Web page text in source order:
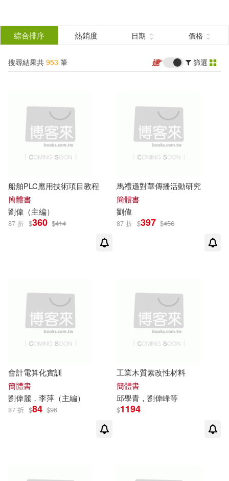
結
分類 (單選)
所有商品(953) 圖書(912)
作者 (可複選)
劉偉(209) 劉偉（主編）(67)
劉偉民(23) 劉偉等(18)
劉偉等（主編）(6) 劉偉成(5)
吳太昌 張卓元 吳敬璉 厲以寧 劉偉
劉偉 編著(4) 劉偉中(4)
出版社 (可複選)
清華大學出版社(62)
電子工業出版社(32)
高等教育出版社(30)
綜合排序 熱銷度 日期 價格
搜尋結果共 953 筆 篩選
船舶PLC應用技術項目教程
簡體書
劉偉 （主編）
87 折 $360 $414
馬禮遜對華傳播活動研究
簡體書
劉偉
87 折 $397 $456
會計電算化實訓
簡體書
劉偉麗，李萍（主編）
87 折 $84 $96
工業木質素改性材料
簡體書
邱學青， 劉偉峰等
$1194